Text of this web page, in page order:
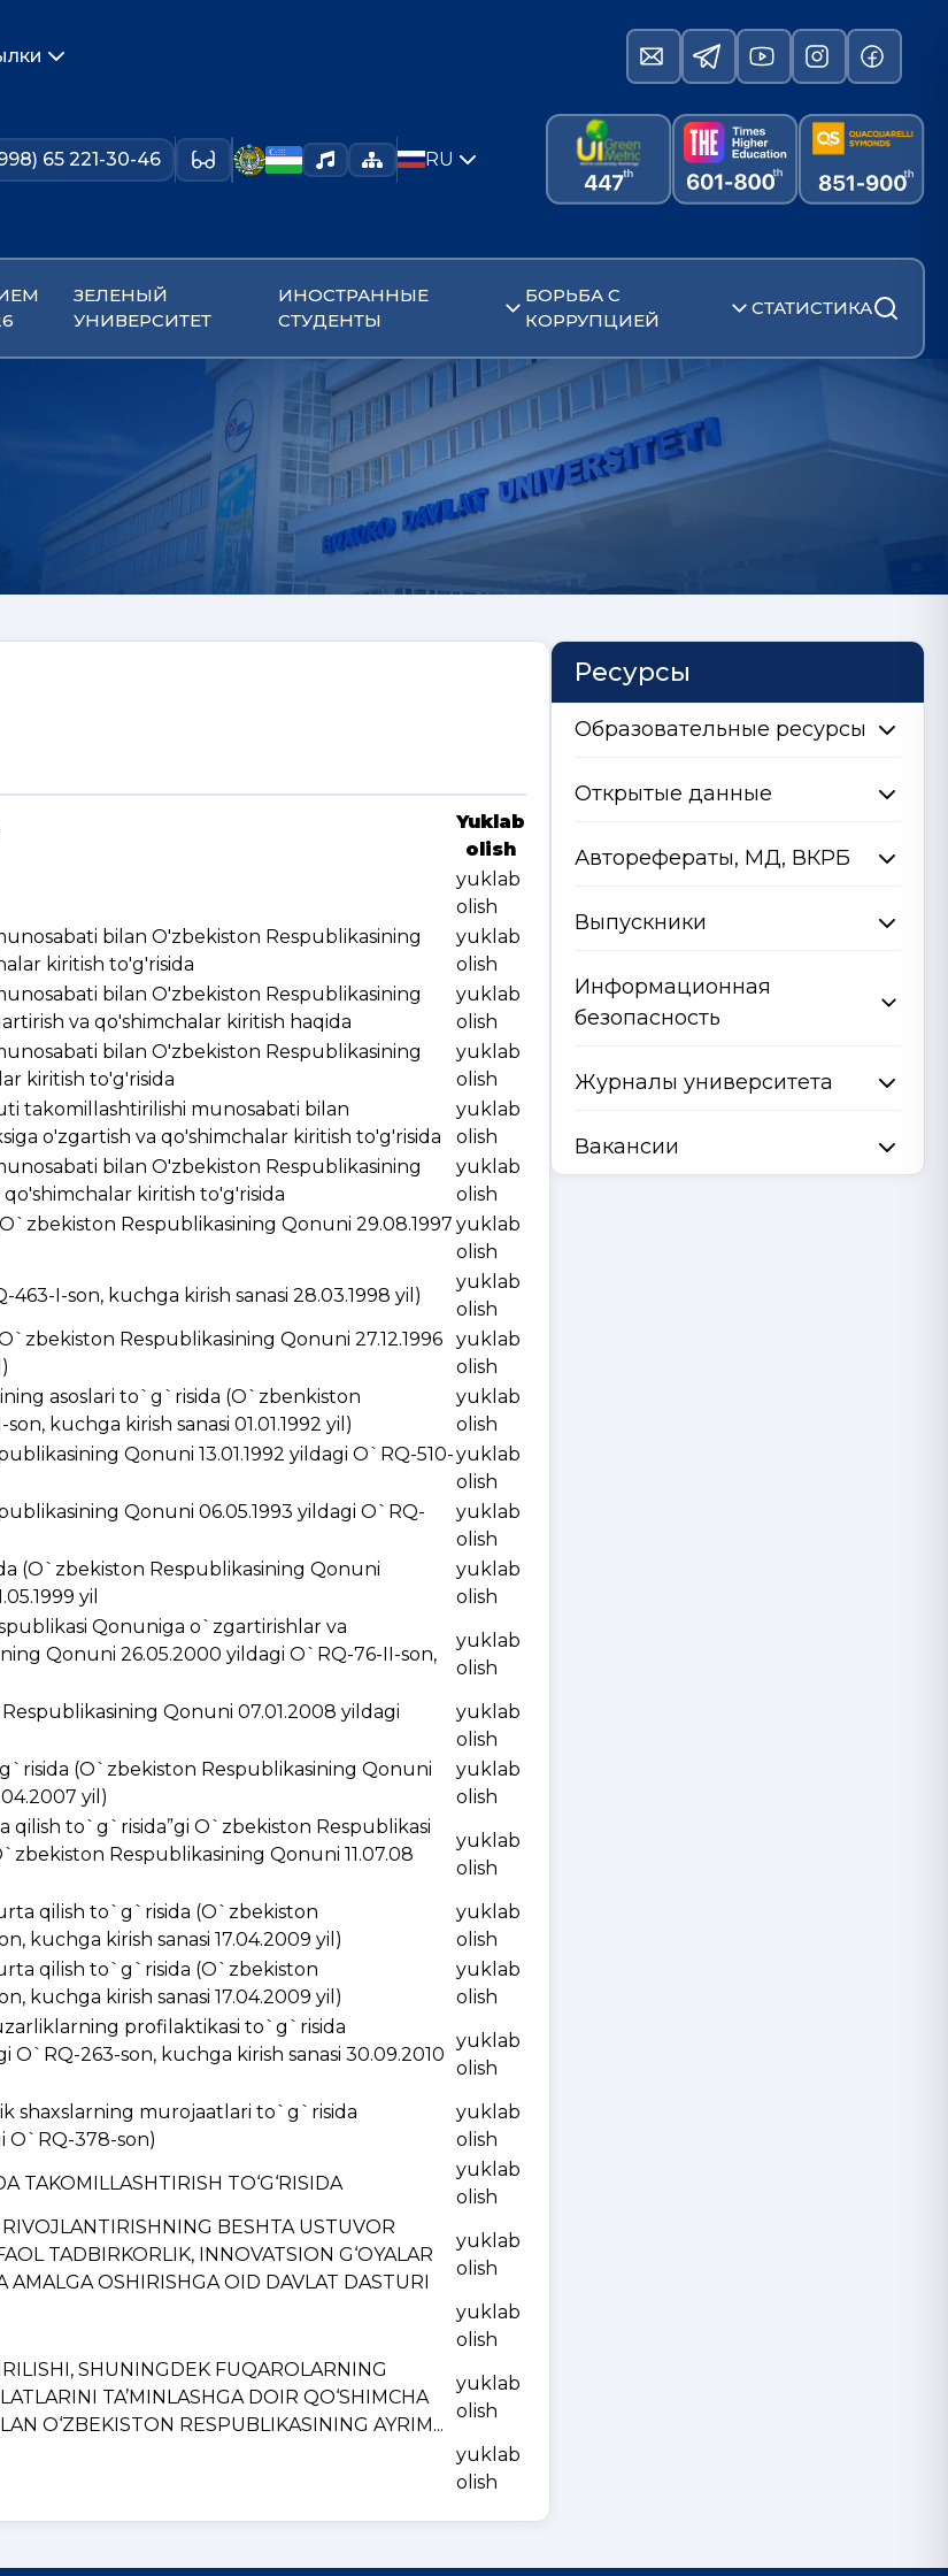
65 221-30-46 RU
ЗЕЛЕНЫЙ
УНИВЕРСИТЕТ
ИНОСТРАННЫЕ
СТУДЕНТЫ
БОРЬБА С
КОРРУПЦИЕЙ
СТАТИСТИКА
Yuklab
olish
yuklab
olish
bilan O'zbekiston Respublikasining
kiritish to'g'risida
yuklab
olish
bilan O'zbekiston Respublikasining
va qo'shimchalar kiritish haqida
yuklab
olish
bilan O'zbekiston Respublikasining
kiritish to'g'risida
yuklab
olish
takomillashtirilishi munosabati bilan
o'zgartish va qo'shimchalar kiritish to'g'risida
yuklab
olish
bilan O'zbekiston Respublikasining
kiritish to'g'risida
yuklab
olish
Respublikasining Qonuni 29.08.1997 yuklab
olish
I-son, kuchga kirish sanasi 28.03.1998 yil)
yuklab
olish
Respublikasining Qonuni 27.12.1996
yuklab
olish
asoslari to`g`risida (O`zbenkiston
kuchga kirish sanasi 01.01.1992 yil)
yuklab
olish
Qonuni 13.01.1992 yildagi O`RQ-510-yuklab
olish
Qonuni 06.05.1993 yildagi O`RQ-
yuklab
olish
(O`zbekiston Respublikasining Qonuni
yil
yuklab
olish
Qonuniga o`zgartirishlar va
Qonuni 26.05.2000 yildagi O`RQ-76-II-son,
yuklab
olish
Qonuni 07.01.2008 yildagi
yuklab
olish
(O`zbekiston Respublikasining Qonuni
yil)
yuklab
olish
qilish to`g`risida”gi O`zbekiston Respublikasi
Respublikasining Qonuni 11.07.08
yuklab
olish
qilish to`g`risida (O`zbekiston
kuchga kirish sanasi 17.04.2009 yil)
yuklab
olish
qilish to`g`risida (O`zbekiston
kuchga kirish sanasi 17.04.2009 yil)
yuklab
olish
profilaktikasi to`g`risida
263-son, kuchga kirish sanasi 30.09.2010
yuklab
olish
shaxslarning murojaatlari to`g`risida
O`RQ-378-son)
yuklab
olish
TAKOMILLASHTIRISH TO‘G‘RISIDA
yuklab
olish
BЕSHTA USTUVOR
TADBIRKORLIK, INNOVATSION G‘OYALAR
AMALGA OSHIRISHGA OID DAVLAT DASTURI
yuklab
olish
yuklab
olish
SHUNINGDЕK FUQAROLARNING
TA’MINLASHGA DOIR QO‘SHIMCHA
O‘ZBЕKISTON RЕSPUBLIKASINING AYRIM...
yuklab
olish
yuklab
olish
Ресурсы
Образовательные ресурсы
Открытые данные
Авторефераты, МД, ВКРБ
Выпускники
Информационная
безопасность
Журналы университета
Вакансии